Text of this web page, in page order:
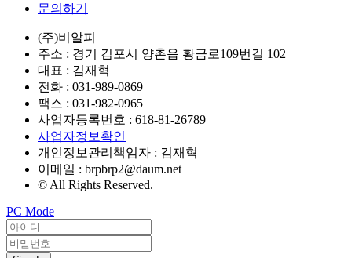
문의하기
(주)비알피
주소 : 경기 김포시 양촌읍 황금로109번길 102
대표 : 김재혁
전화 : 031-989-0869
팩스 : 031-982-0965
사업자등록번호 : 618-81-26789
사업자정보확인
개인정보관리책임자 : 김재혁
이메일 : brpbrp2@daum.net
© All Rights Reserved.
PC Mode